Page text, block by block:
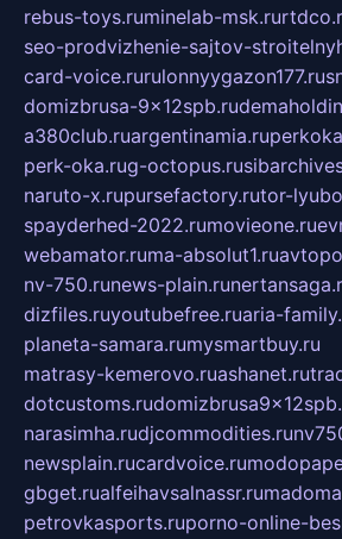
rebus-toys.ruminelab-msk.ru
seo-prodvizhenie-sajtov-
card-voice.rurulonnyygazon177.ru
domizbrusa-9x12spb.ru
a380club.ruargentinamia.ru
perk-oka.rug-octopus.ru
naruto-x.rupursefactory.rutor-
spayderhed-2022.rumovieone.ru
webamator.ruma-absolut1.ru
nv-750.runews-plain.ru
dizfiles.ruyoutubefree.ruaria-
planeta-samara.rumysmartbuy.ru
matrasy-kemerovo.ruashanet.ru
dotcustoms.ru
narasimha.rudjcommodities.ru
newsplain.rucardvoice.ru
gbget.rualfeihavsalnassr.ru
petrovkasports.ruporno-online-